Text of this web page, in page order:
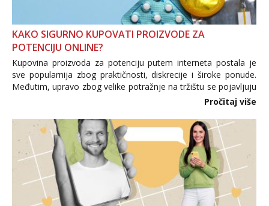
KAKO SIGURNO KUPOVATI PROIZVODE ZA
POTENCIJU ONLINE?
Kupovina proizvoda za potenciju putem interneta postala je
sve popularnija zbog praktičnosti, diskrecije i široke ponude.
Međutim, upravo zbog velike potražnje na tržištu se pojavljuju
i brojni krivotvoreni proizvodi, nepouzdane internetske
Pročitaj više